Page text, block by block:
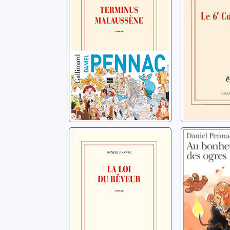
Terminus
Malaussène
Pennac, Daniel
des
La loi du rêveur
Pennac, Daniel
Au
ogres:
Pennac,